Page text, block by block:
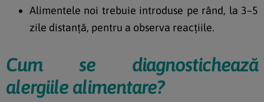
Alimentele noi trebuie introduse pe rând, la 3–5
zile distanță, pentru a observa reacțiile.
Cum se diagnostichează
alergiile alimentare?